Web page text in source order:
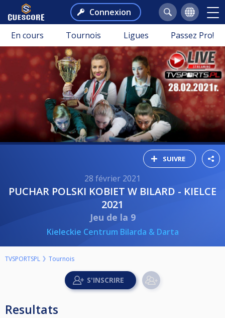
Connexion
En cours Tournois Ligues Passez Pro!
SUIVRE
28 février 2021
PUCHAR POLSKI KOBIET W BILARD - KIELCE
2021
Jeu de la 9
Kieleckie Centrum Bilarda & Darta
TVSPORTSPL Tournois
Resultats